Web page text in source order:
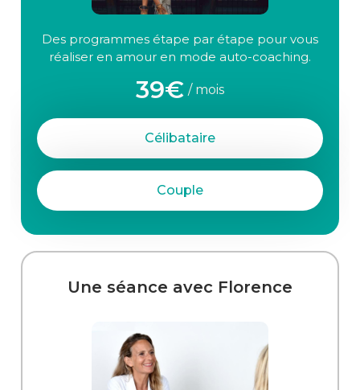
Des programmes étape par étape pour vous
réaliser en amour en mode auto-coaching.
39€ / mois
Célibataire
Couple
Une séance avec Florence